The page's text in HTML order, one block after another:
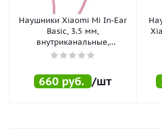
Наушники Xiaomi Mi In-Ear
Basic, 3.5 мм,
внутриканальные,
серебристый
660 руб. /шт